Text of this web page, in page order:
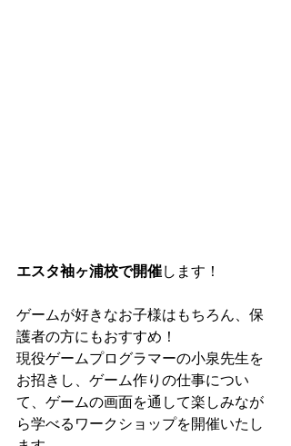
エスタ袖ヶ浦校で開催します！
ゲームが好きなお子様はもちろん、保
護者の方にもおすすめ！
現役ゲームプログラマーの小泉先生を
お招きし、ゲーム作りの仕事につい
て、ゲームの画面を通して楽しみなが
ら学べるワークショップを開催いたし